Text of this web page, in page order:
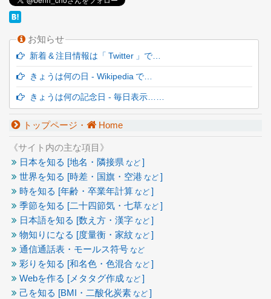
お知らせ
新着 & 注目情報は「 Twitter 」で…
きょうは何の日 - Wikipedia で…
きょうは何の記念日 - 毎日表示……
トップページ・ Home
《サイト内の主な項目》
日本を知る [地名・隣接県 など ]
世界を知る [時差・国旗・空港 など ]
時を知る [年齢・卒業年計算 など ]
季節を知る [二十四節気・七草 など ]
日本語を知る [数え方・漢字 など ]
物知りになる [度量衡・家紋 など ]
通信通話表・モールス符号 など
彩りを知る [和名色・色混合 など ]
Webを作る [メタタグ作成 など ]
己を知る [BMI・二酸化炭素 など ]